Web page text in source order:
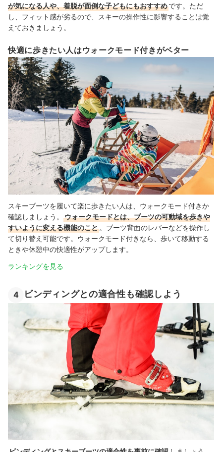
が気になる人や、着脱が面倒な子どもにもおすすめです。ただ
し、フィット感が劣るので、スキーの操作性に影響することは覚
えておきましょう。
快適に歩きたい人はウォークモード付きがベター
スキーブーツを履いて楽に歩きたい人は、ウォークモード付きか
確認しましょう。
ウォークモードとは、ブーツの可動域を歩きや
すいように変える機能のこと 。ブーツ背面のレバーなどを操作し
て切り替え可能です。ウォークモード付きなら、歩いて移動する
ときや休憩中の快適性がアップします。
ランキングを見る
4 ビンディングとの適合性も確認しよう